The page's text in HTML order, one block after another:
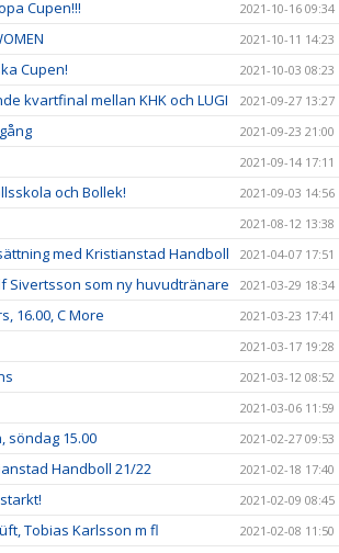
Cupen!!! 2021-10-16 09:34
2021-10-11 14:23
Cupen! 2021-10-03 08:23
kvartfinal mellan KHK och LUGI 2021-09-27 13:27
2021-09-23 21:00
2021-09-14 17:11
och Bollek! 2021-09-03 14:56
2021-08-12 13:38
med Kristianstad Handboll 2021-04-07 17:51
Sivertsson som ny huvudtränare 2021-03-29 18:34
16.00, C More 2021-03-23 17:41
2021-03-17 19:28
2021-03-12 08:52
2021-03-06 11:59
söndag 15.00 2021-02-27 09:53
Handboll 21/22 2021-02-18 17:40
2021-02-09 08:45
Tobias Karlsson m fl 2021-02-08 11:50